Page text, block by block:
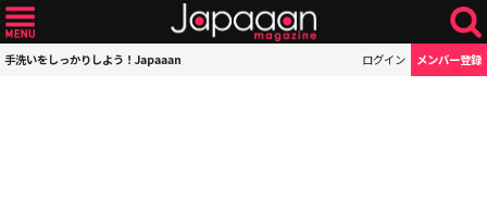
手洗いをしっかりしよう！Japaaan ログイン メンバー登録